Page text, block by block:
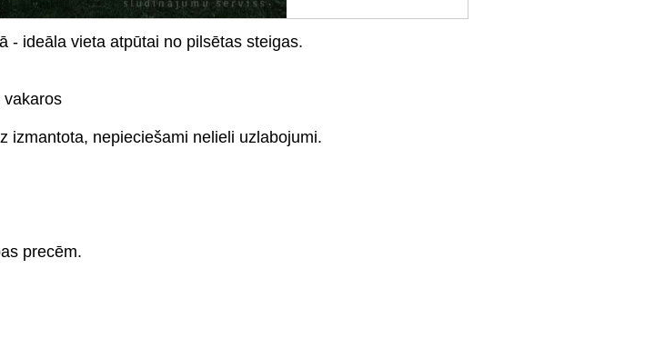
- ideāla vieta atpūtai no pilsētas steigas.
vakaros
izmantota, nepieciešami nelieli uzlabojumi.
precēm.